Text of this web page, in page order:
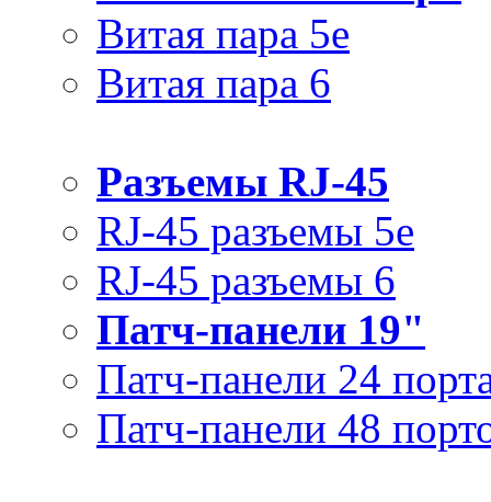
Витая пара 5e
Витая пара 6
Разъемы RJ-45
RJ-45 разъемы 5e
RJ-45 разъемы 6
Патч-панели 19"
Патч-панели 24
Патч-панели 48